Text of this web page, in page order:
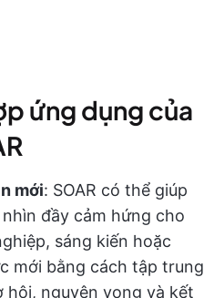
ứng dụng của
mới: SOAR có thể giúp
đầy cảm hứng cho
sáng kiến hoặc
mới bằng cách tập trung
hội, nguyện vọng và kết